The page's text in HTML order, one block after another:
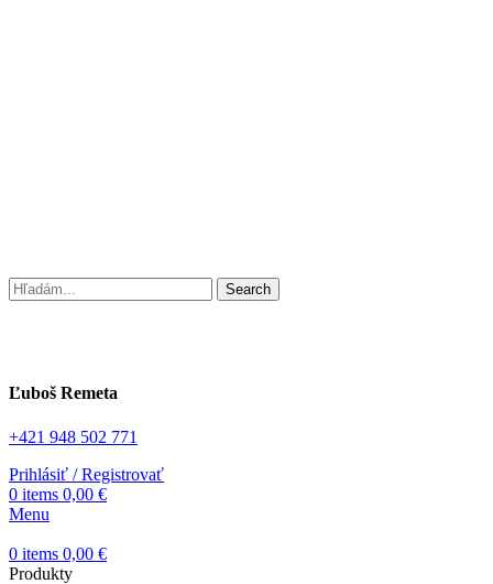
Search
Ľuboš Remeta
+421 948 502 771
Prihlásiť / Registrovať
0 items 0,00 €
Menu
0 items 0,00 €
Produkty